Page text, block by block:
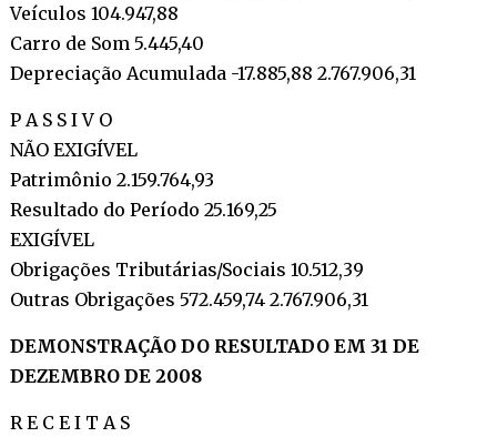
Veículos 104.947,88
Carro de Som 5.445,40
Depreciação Acumulada -17.885,88 2.767.906,31
P A S S I V O
NÃO EXIGÍVEL
Patrimônio 2.159.764,93
Resultado do Período 25.169,25
EXIGÍVEL
Obrigações Tributárias/Sociais 10.512,39
Outras Obrigações 572.459,74 2.767.906,31
DEMONSTRAÇÃO DO RESULTADO EM 31 DE
DEZEMBRO DE 2008
R E C E I T A S